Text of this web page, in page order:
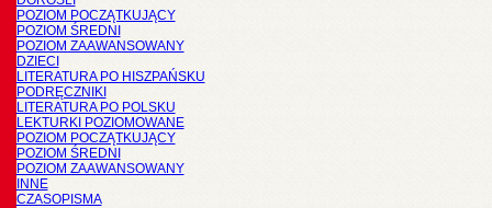
POZIOM POCZĄTKUJĄCY
POZIOM ŚREDNI
POZIOM ZAAWANSOWANY
DZIECI
LITERATURA PO HISZPAŃSKU
PODRĘCZNIKI
LITERATURA PO POLSKU
LEKTURKI POZIOMOWANE
POZIOM POCZĄTKUJĄCY
POZIOM ŚREDNI
POZIOM ZAAWANSOWANY
INNE
CZASOPISMA